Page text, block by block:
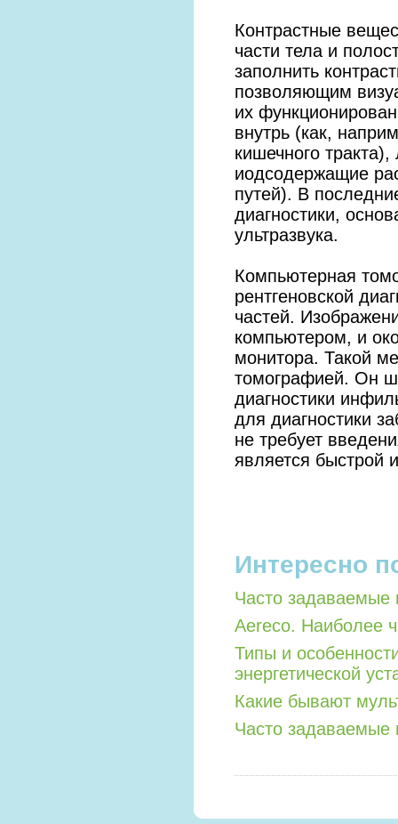
Контрастные
части тела и
заполнить
позволяющим
их
внутрь (как,
кишечного
иодсодержащие
путей). В
диагностики,
ультразвука.
Компьютерная
рентгеновской
частей.
компьютером, и
монитора. Такой
томографией. Он
диагностики
для диагностики
не требует
является быстрой
Интересно
Часто задаваемые
Aereco. Наиболее
Типы и
энергетической
Какие бывают
Часто задаваемые